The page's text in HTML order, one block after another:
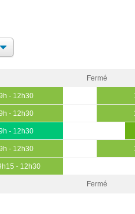
Fermé
- 12h30
- 12h30
- 12h30
- 12h30
- 12h30
Fermé